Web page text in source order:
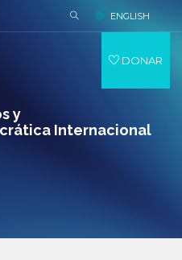
y
Internacional
ENGLISH
DONAR